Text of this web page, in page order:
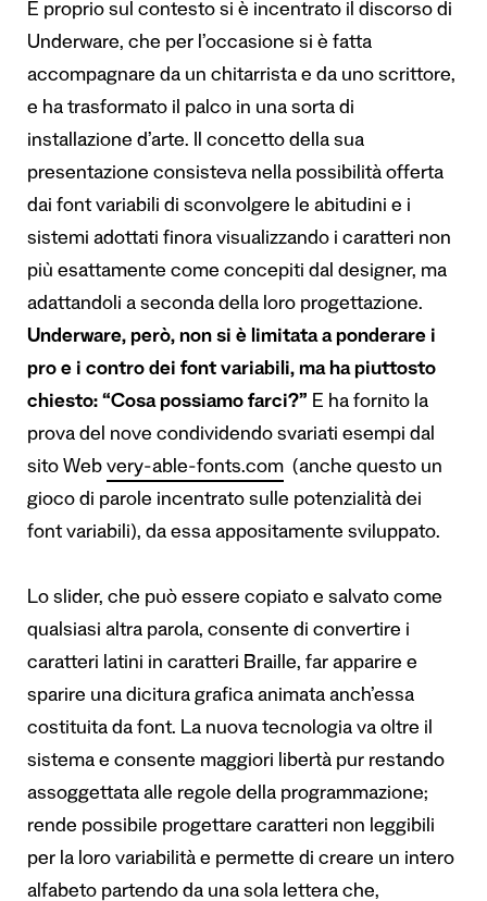
E proprio sul contesto si è incentrato il discorso di
Underware, che per l’occasione si è fatta
accompagnare da un chitarrista e da uno scrittore,
e ha trasformato il palco in una sorta di
installazione d’arte. Il concetto della sua
presentazione consisteva nella possibilità offerta
dai font variabili di sconvolgere le abitudini e i
sistemi adottati finora visualizzando i caratteri non
più esattamente come concepiti dal designer, ma
adattandoli a seconda della loro progettazione.
Underware, però, non si è limitata a ponderare i
pro e i contro dei font variabili, ma ha piuttosto
chiesto: “Cosa possiamo farci?” E ha fornito la
prova del nove condividendo svariati esempi dal
sito Web very-able-fonts.com (anche questo un
gioco di parole incentrato sulle potenzialità dei
font variabili), da essa appositamente sviluppato.
Lo slider, che può essere copiato e salvato come
qualsiasi altra parola, consente di convertire i
caratteri latini in caratteri Braille, far apparire e
sparire una dicitura grafica animata anch’essa
costituita da font. La nuova tecnologia va oltre il
sistema e consente maggiori libertà pur restando
assoggettata alle regole della programmazione;
rende possibile progettare caratteri non leggibili
per la loro variabilità e permette di creare un intero
alfabeto partendo da una sola lettera che,